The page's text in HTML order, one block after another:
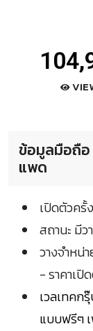
ข้อมูลมือถือ
แพด
เปิดตัวครั้
สถานะ มีว
วางจำหน่
- ราคาเปิ
เวลเทคก
แบบฟรีๆ